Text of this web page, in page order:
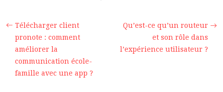
Télécharger client
pronote : comment
améliorer la
communication école-
famille avec une app ?
Qu’est-ce qu’un routeur
et son rôle dans
l’expérience utilisateur ?